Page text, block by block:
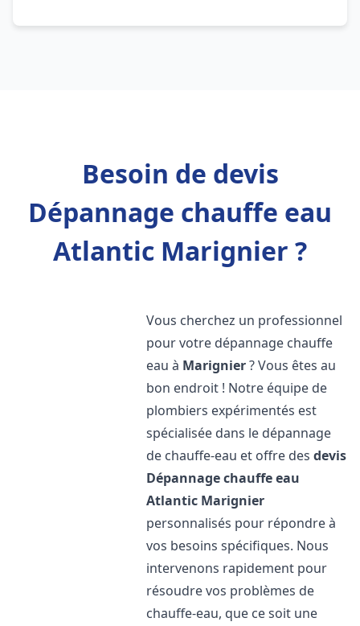
Besoin de devis
Dépannage chauffe eau
Atlantic Marignier ?
Vous cherchez un professionnel
pour votre dépannage chauffe
eau à Marignier? Vous êtes au
bon endroit ! Notre équipe de
plombiers expérimentés est
spécialisée dans le dépannage
de chauffe-eau et offre desdevis
Dépannage chauffe eau
Atlantic Marignier
personnalisés pour répondre à
vos besoins spécifiques. Nous
intervenons rapidement pour
résoudre vos problèmes de
chauffe-eau, que ce soit une